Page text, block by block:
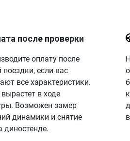
после проверки
оплату после
поездки, если вас
все характеристики.
в ходе
Возможен замер
динамики и снятие
диностенде.